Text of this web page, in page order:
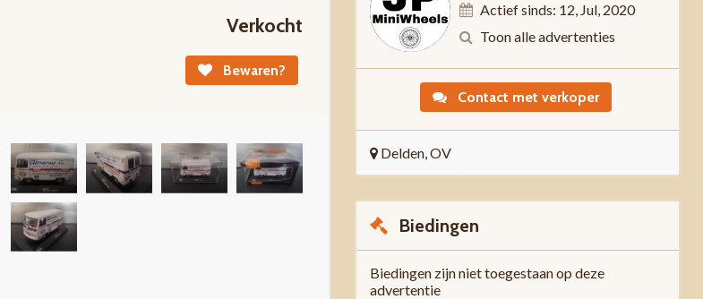
Verkocht
Bewaren?
Actief sinds: 12, Jul, 2020
Toon alle advertenties
Contact met verkoper
Delden, OV
Biedingen
Biedingen zijn niet toegestaan op deze
advertentie